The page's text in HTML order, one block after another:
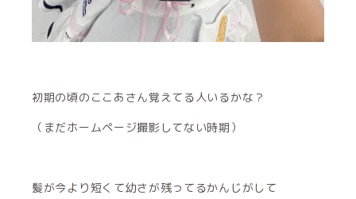
初期の頃のここあさん覚えてる人いるかな？
（まだホームページ撮影してない時期）
髪が今より短くて幼さが残ってるかんじがして